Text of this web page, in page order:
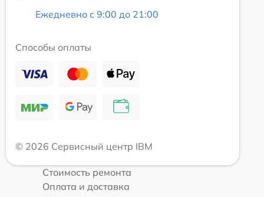
Ежедневно с 9:00 до 21:00
Способы оплаты
© 2026 Сервисный центр IBM
Стоимость ремонта
Оплата и доставка